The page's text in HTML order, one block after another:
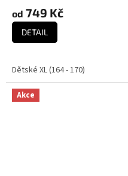
produktu
je
5,0
hvězdiček.
od 749 Kč
DETAIL
Dětské XL (164 - 170)
Akce